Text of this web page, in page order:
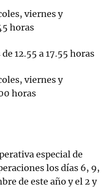
viernes y
horas
12.55 a 17.55 horas
viernes y
horas
especial de
los días 6, 9,
de este año y el 2 y